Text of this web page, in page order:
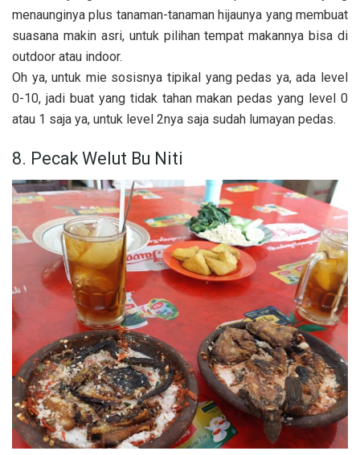
menaunginya plus tanaman-tanaman hijaunya yang membuat
suasana makin asri, untuk pilihan tempat makannya bisa di
outdoor atau indoor.
Oh ya, untuk mie sosisnya tipikal yang pedas ya, ada level
0-10, jadi buat yang tidak tahan makan pedas yang level 0
atau 1 saja ya, untuk level 2nya saja sudah lumayan pedas.
8. Pecak Welut Bu Niti